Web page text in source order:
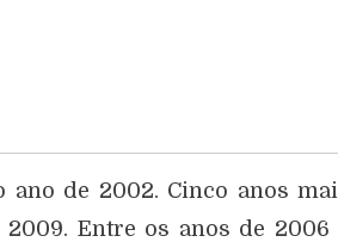
de 2002. Cinco anos
Entre os anos de 2006